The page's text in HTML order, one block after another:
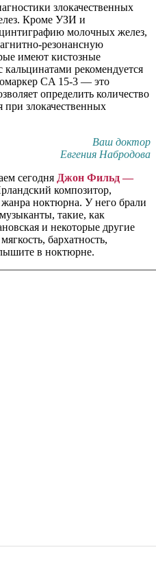
злокачественных
Кроме УЗИ и
молочных желез,
резонансную
имеют кистозные
кальцинатами рекомендуется
CA 15-3 — это
определить количество
злокачественных
Ваш доктор
Евгения Набродова
сегодня Джон Фильд —
композитор,
жанра ноктюрна. У него брали
такие, как
и некоторые другие
бархатность,
в ноктюрне.